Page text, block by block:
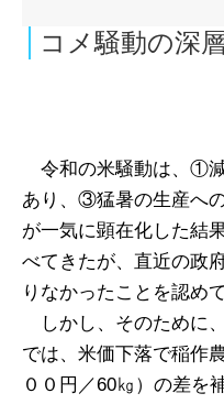
コメ騒動の深
令和の米騒動は、①
あり、③猛暑の生産へ
が一気に顕在化した結
べてきたが、直近の政
りなかったことを認め
しかし、そのために
では、米価下落で稲作
００円／60㎏）の差を